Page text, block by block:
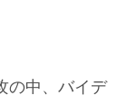
の中、バイデ